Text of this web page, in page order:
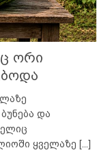
ორი
და
ყველაზე [...]